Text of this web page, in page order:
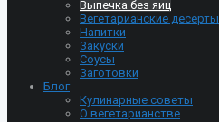
Выпечка без яиц
Вегетарианские десерты
Напитки
Закуски
Соусы
Заготовки
Блог
Кулинарные советы
О вегетарианстве